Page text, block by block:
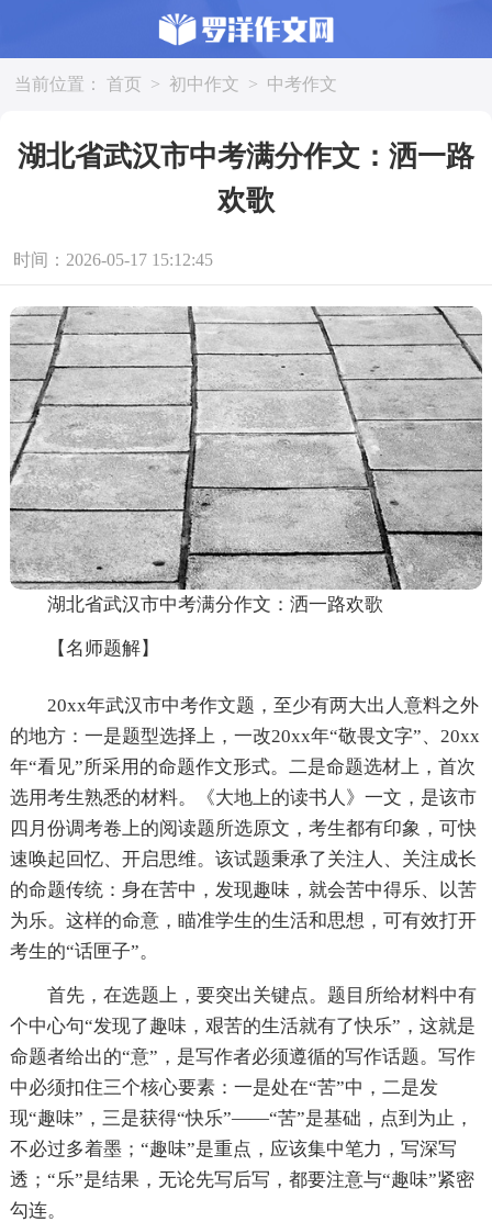
当前位置： 首页 > 初中作文 > 中考作文
湖北省武汉市中考满分作文：洒一路
欢歌
时间：2026-05-17 15:12:45
湖北省武汉市中考满分作文：洒一路欢歌
【名师题解】
20xx年武汉市中考作文题，至少有两大出人意料之外
的地方：一是题型选择上，一改20xx年“敬畏文字”、20xx
年“看见”所采用的命题作文形式。二是命题选材上，首次
选用考生熟悉的材料。《大地上的读书人》一文，是该市
四月份调考卷上的阅读题所选原文，考生都有印象，可快
速唤起回忆、开启思维。该试题秉承了关注人、关注成长
的命题传统：身在苦中，发现趣味，就会苦中得乐、以苦
为乐。这样的命意，瞄准学生的生活和思想，可有效打开
考生的“话匣子”。
首先，在选题上，要突出关键点。题目所给材料中有
个中心句“发现了趣味，艰苦的生活就有了快乐”，这就是
命题者给出的“意”，是写作者必须遵循的写作话题。写作
中必须扣住三个核心要素：一是处在“苦”中，二是发
现“趣味”，三是获得“快乐”——“苦”是基础，点到为止，
不必过多着墨；“趣味”是重点，应该集中笔力，写深写
透；“乐”是结果，无论先写后写，都要注意与“趣味”紧密
勾连。